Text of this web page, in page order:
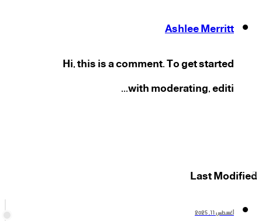
Ashlee Merritt
Hi, this is a comment. To get started
with moderating, editi...
Last Modified
أغسطس 11, 2025